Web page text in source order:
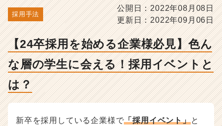
学
生
に
会
イ
採用手法
公開日：2022年08月08日
更新日：2022年09月06日
【24卒採用を始める企業様必見】色ん
な層の学生に会える！採用イベントと
は？
新卒を採用している企業様で「採用イベント」と